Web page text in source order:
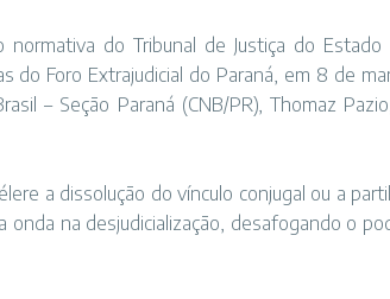
do Tribunal de Justiça do Estado
do Foro Extrajudicial do Paraná, em 8 de
– Seção Paraná (CNB/PR), Thomaz
a dissolução do vínculo conjugal ou a
na desjudicialização, desafogando o